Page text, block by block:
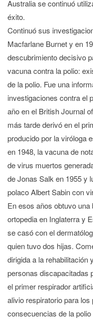
Australia se continuó
éxito.
Continuó sus
Macfarlane Burnet y en
descubrimiento decisivo
vacuna contra la polio:
de la polio. Fue una
investigaciones contra el
año en el British Journal
más tarde derivó en el
producido por la viróloga
en 1948, la vacuna de
de virus muertos
de Jonas Salk en 1955 y
polaco Albert Sabin con
En esos años obtuvo
ortopedia en Inglaterra y
se casó con el
quien tuvo dos hijas.
dirigida a la rehabilitación
personas discapacitadas
el primer respirador
alivio respiratorio para
consecuencias de la